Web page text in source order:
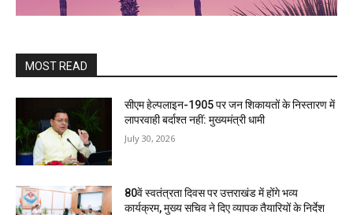
MOST READ
सीएम हेल्पलाइन-1905 पर जन शिकायतों के निस्तारण में
लापरवाही बर्दाश्त नहीं: मुख्यमंत्री धामी
July 30, 2026
80वें स्वतंत्रता दिवस पर उत्तराखंड में होंगे भव्य
कार्यक्रम, मुख्य सचिव ने दिए व्यापक तैयारियों के निर्देश